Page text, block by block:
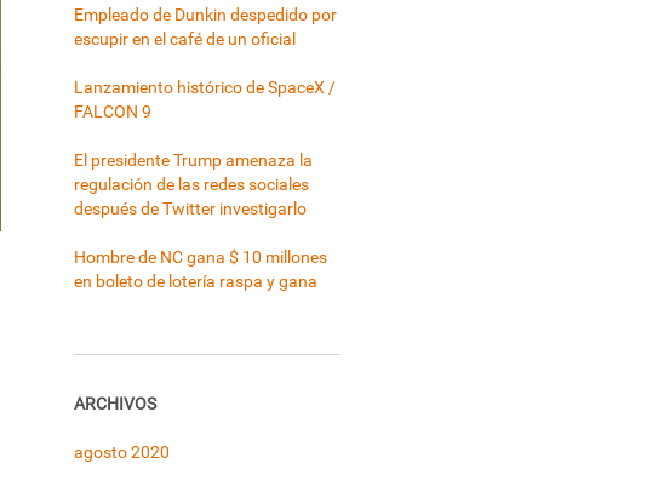
Empleado de Dunkin despedido por
escupir en el café de un oficial
Lanzamiento histórico de SpaceX /
FALCON 9
El presidente Trump amenaza la
regulación de las redes sociales
después de Twitter investigarlo
Hombre de NC gana $ 10 millones
en boleto de lotería raspa y gana
ARCHIVOS
agosto 2020